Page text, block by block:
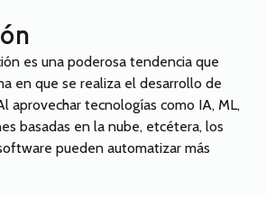
es una poderosa tendencia que
en que se realiza el desarrollo de
aprovechar tecnologías como IA, ML,
basadas en la nube, etcétera, los
pueden automatizar más